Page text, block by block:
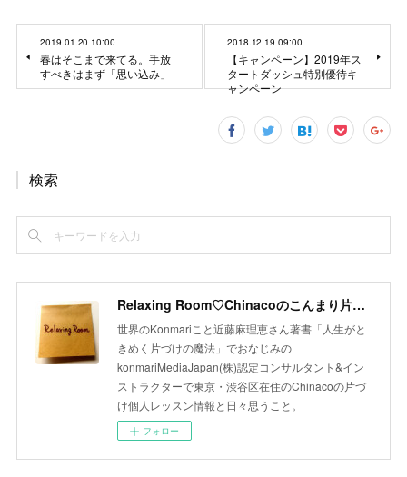
2019.01.20 10:00
春はそこまで来てる。手放
すべきはまず「思い込み」
2018.12.19 09:00
【キャンペーン】2019年ス
タートダッシュ特別優待キ
ャンペーン
検索
Relaxing Room♡Chinacoのこんまり片づけLesson
世界のKonmariこと近藤麻理恵さん著書「人生がと
きめく片づけの魔法」でおなじみの
konmariMediaJapan(株)認定コンサルタント&イン
ストラクターで東京・渋谷区在住のChinacoの片づ
け個人レッスン情報と日々思うこと。
フォロー